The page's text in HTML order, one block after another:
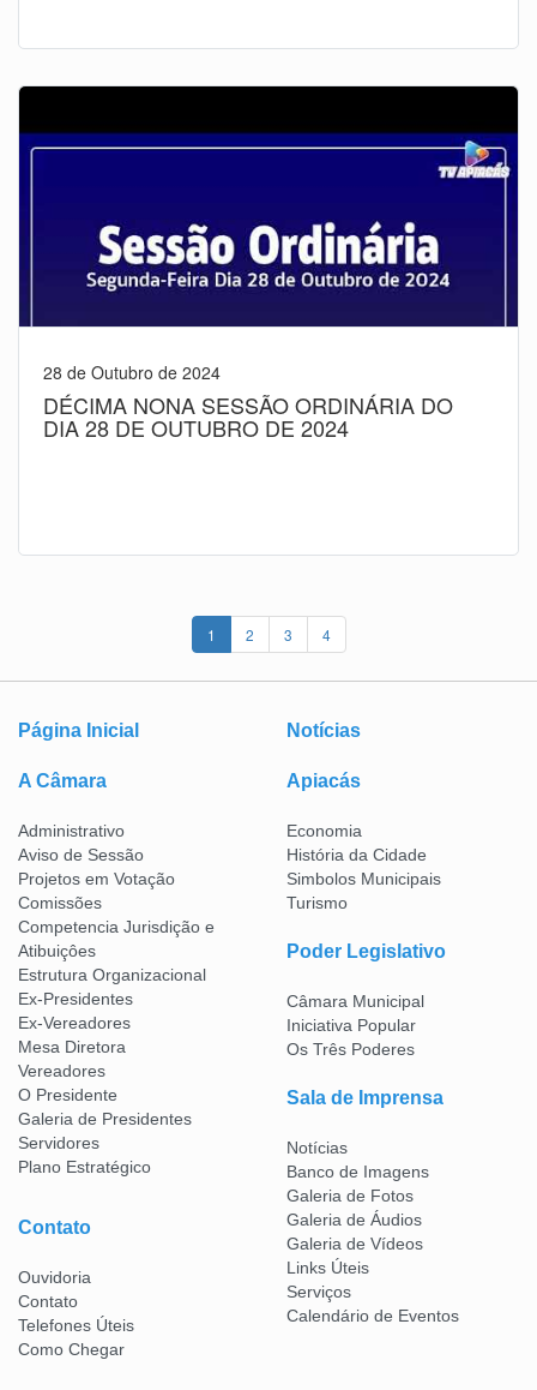
28 de Outubro de 2024
DÉCIMA NONA SESSÃO ORDINÁRIA DO
DIA 28 DE OUTUBRO DE 2024
1 2 3 4
Página Inicial Notícias
A Câmara
Administrativo
Aviso de Sessão
Projetos em Votação
Comissões
Competencia Jurisdição e
Atibuiçôes
Estrutura Organizacional
Ex-Presidentes
Ex-Vereadores
Mesa Diretora
Vereadores
O Presidente
Galeria de Presidentes
Servidores
Plano Estratégico
Contato
Ouvidoria
Contato
Telefones Úteis
Como Chegar
Apiacás
Economia
História da Cidade
Simbolos Municipais
Turismo
Poder Legislativo
Câmara Municipal
Iniciativa Popular
Os Três Poderes
Sala de Imprensa
Notícias
Banco de Imagens
Galeria de Fotos
Galeria de Áudios
Galeria de Vídeos
Links Úteis
Serviços
Calendário de Eventos